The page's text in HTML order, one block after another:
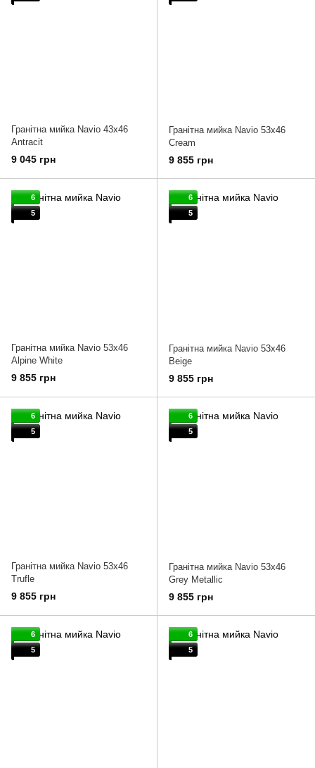
Гранітна мийка Navio 43x46
Antracit
9 045 грн
Гранітна мийка Navio 53x46
Cream
9 855 грн
6
5
Гранітна мийка Navio 53x46
Alpine White
9 855 грн
6
5
Гранітна мийка Navio 53x46
Beige
9 855 грн
6
5
Гранітна мийка Navio 53x46
Trufle
9 855 грн
6
5
Гранітна мийка Navio 53x46
Grey Metallic
9 855 грн
6
5
6
5